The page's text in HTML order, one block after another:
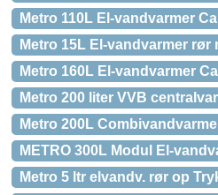
Metro 110L El-vandvarmer
Metro 15L El-vandvarmer rør
Metro 160L El-vandvarmer
Metro 200 liter VVB
Metro 200L
METRO 300L Modul El-
Metro 5 ltr elvandv. rør op